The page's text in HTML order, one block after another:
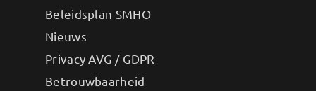
Beleidsplan SMHO
Nieuws
Privacy AVG / GDPR
Betrouwbaarheid